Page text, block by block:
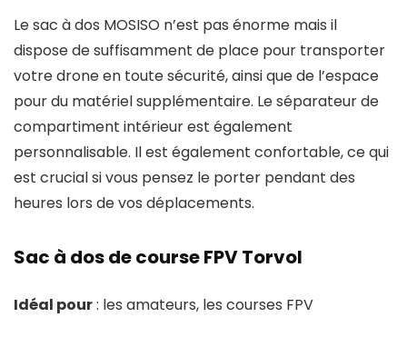
Le sac à dos MOSISO n’est pas énorme mais il
dispose de suffisamment de place pour transporter
votre drone en toute sécurité, ainsi que de l’espace
pour du matériel supplémentaire. Le séparateur de
compartiment intérieur est également
personnalisable. Il est également confortable, ce qui
est crucial si vous pensez le porter pendant des
heures lors de vos déplacements.
Sac à dos de course FPV Torvol
Idéal pour: les amateurs, les courses FPV